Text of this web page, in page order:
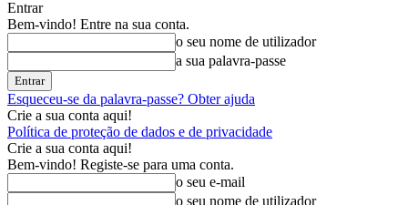
Entrar
Bem-vindo! Entre na sua conta.
o seu nome de utilizador
a sua palavra-passe
Esqueceu-se da palavra-passe? Obter ajuda
Crie a sua conta aqui!
Política de proteção de dados e de privacidade
Crie a sua conta aqui!
Bem-vindo! Registe-se para uma conta.
o seu e-mail
o seu nome de utilizador